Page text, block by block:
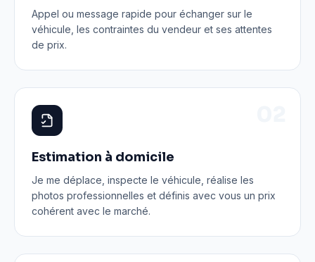
Appel ou message rapide pour échanger sur le
véhicule, les contraintes du vendeur et ses attentes
de prix.
Estimation à domicile
Je me déplace, inspecte le véhicule, réalise les
photos professionnelles et définis avec vous un prix
cohérent avec le marché.